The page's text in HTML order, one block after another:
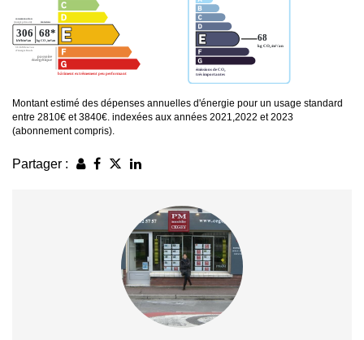
Montant estimé des dépenses annuelles d'énergie pour un usage standard
entre 2810€ et 3840€. indexées aux années 2021,2022 et 2023
(abonnement compris).
Partager :